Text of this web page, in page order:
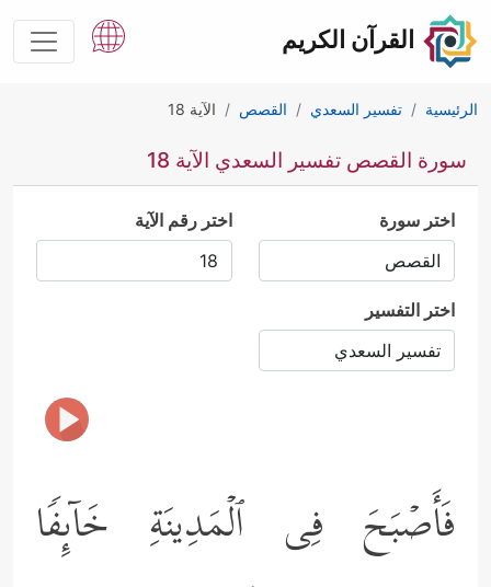
القرآن الكريم
الرئيسية تفسير السعدي القصص الآية 18
سورة القصص تفسير السعدي الآية 18
اختر سورة اختر رقم الآية
اختر التفسير
فَأَصۡبَحَ فِی ٱلۡمَدِینَةِ خَاۤىِٕفࣰا